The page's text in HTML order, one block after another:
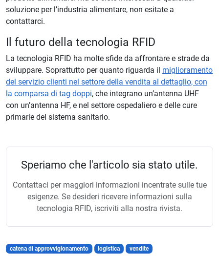
soluzione per l’industria alimentare, non esitate a
contattarci.
Il futuro della tecnologia RFID
La tecnologia RFID ha molte sfide da affrontare e strade da
sviluppare. Soprattutto per quanto riguarda il miglioramento
del servizio clienti nel settore della vendita al dettaglio, con
la comparsa di tag doppi, che integrano un’antenna UHF
con un’antenna HF, e nel settore ospedaliero e delle cure
primarie del sistema sanitario.
Speriamo che l'articolo sia stato utile.
Contattaci per maggiori informazioni incentrate sulle tue
esigenze. Se desideri ricevere informazioni sulla
tecnologia RFID, iscriviti alla nostra rivista.
catena di approvvigionamento logistica vendite